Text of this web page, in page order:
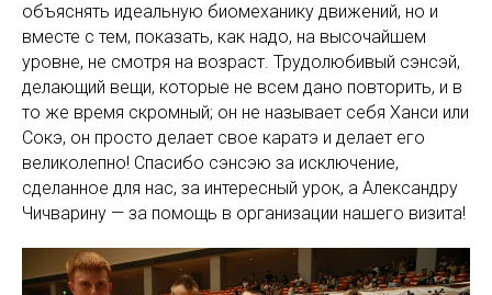
объяснять идеальную биомеханику движений, но и
вместе с тем, показать, как надо, на высочайшем
уровне, не смотря на возраст. Трудолюбивый сэнсэй,
делающий вещи, которые не всем дано повторить, и в
то же время скромный; он не называет себя Ханси или
Сокэ, он просто делает свое каратэ и делает его
великолепно! Спасибо сэнсэю за исключение,
сделанное для нас, за интересный урок, а Александру
Чичварину — за помощь в организации нашего визита!